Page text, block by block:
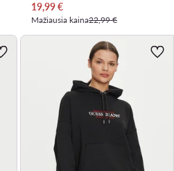
Dabartinė kaina
19,99€
Mažiausia kaina22,99 €